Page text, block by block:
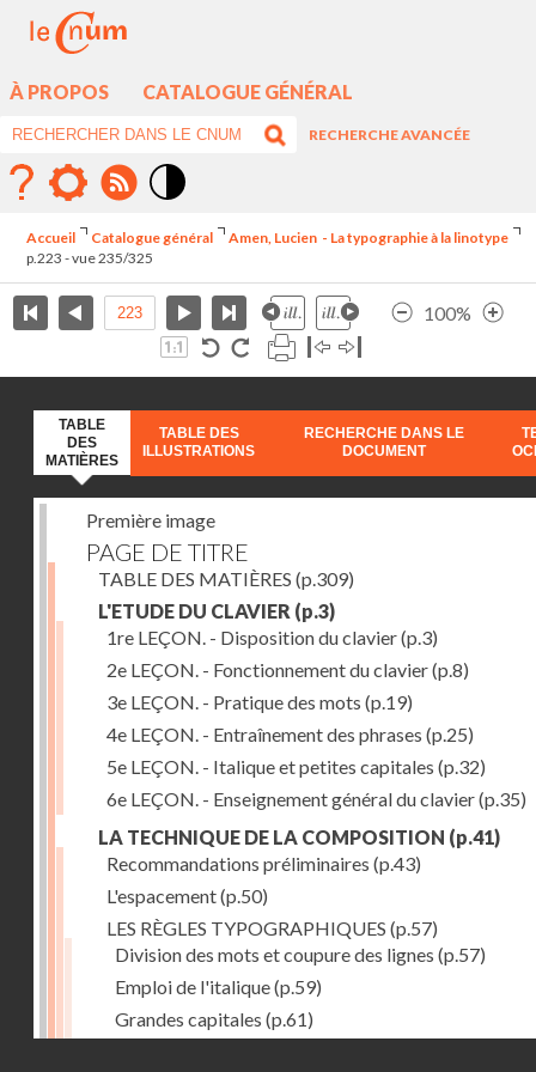
À PROPOS CATALOGUE GÉNÉRAL
RECHERCHE AVANCÉE
élévé
Accueil Catalogue général
Amen, Lucien - La typographie à la linotype
p.223 - vue 235/325
100%
TABLE
DES
MATIÈRES
TABLE DES
ILLUSTRATIONS
RECHERCHE DANS LE
DOCUMENT
Première image
PAGE DE TITRE
TABLE DES MATIÈRES (p.309)
L'ETUDE DU CLAVIER (p.3)
1re LEÇON. - Disposition du clavier(p.3)
2e LEÇON. - Fonctionnement du clavier(p.8)
3e LEÇON. - Pratique des mots (p.19)
4e LEÇON. - Entraînement des phrases (p.25)
5e LEÇON. - Italique et petites capitales (p.32)
6e LEÇON. - Enseignement général du clavier(p.35)
LA TECHNIQUE DE LA COMPOSITION (p.41)
Recommandations préliminaires (p.43)
L'espacement(p.50)
LES RÈGLES TYPOGRAPHIQUES (p.57)
Division des mots et coupure des lignes (p.57)
Emploi de l'italique(p.59)
Grandes capitales (p.61)